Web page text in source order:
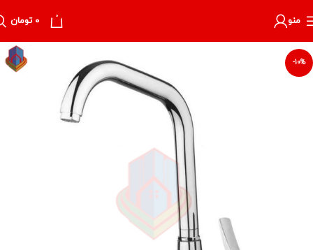
منو 0 ۰ تومان
-10%